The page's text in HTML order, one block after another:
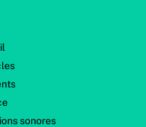
sonores